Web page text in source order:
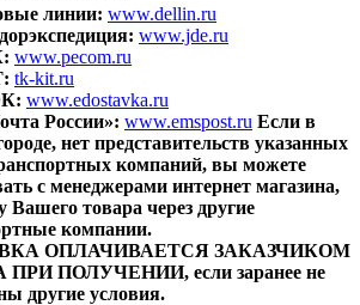
линии: www.dellin.ru
www.jde.ru
www.pecom.ru
tk-kit.ru
www.edostavka.ru
России»: www.emspost.ru Если в
нет представительств указанных
компаний, вы можете
с менеджерами интернет магазина,
Вашего товара через другие
компании.
ОПЛАЧИВАЕТСЯ ЗАКАЗЧИКОМ
ПРИ ПОЛУЧЕНИИ, если заранее не
другие условия.